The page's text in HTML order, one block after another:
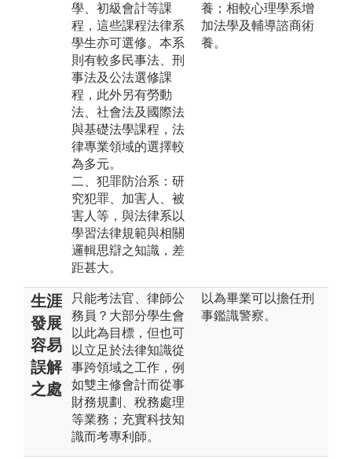
學、初級會計等課
程，這些課程法律系
學生亦可選修。本系
則有較多民事法、刑
事法及公法選修課
程，此外另有勞動
法、社會法及國際法
與基礎法學課程，法
律專業領域的選擇較
為多元。
二、犯罪防治系：研
究犯罪、加害人、被
害人等，與法律系以
學習法律規範與相關
邏輯思辯之知識，差
距甚大。
養；相較心理學系增
加法學及輔導諮商術
養。
生涯
發展
容易
誤解
之處
只能考法官、律師公
務員？大部分學生會
以此為目標，但也可
以立足於法律知識從
事跨領域之工作，例
如雙主修會計而從事
財務規劃、稅務處理
等業務；充實科技知
識而考專利師。
以為畢業可以擔任刑
事鑑識警察。